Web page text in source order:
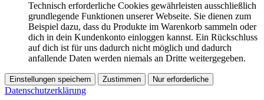
Technisch erforderliche Cookies gewährleisten ausschließlich
grundlegende Funktionen unserer Webseite. Sie dienen zum
Beispiel dazu, dass du Produkte im Warenkorb sammeln oder
dich in dein Kundenkonto einloggen kannst. Ein Rückschluss
auf dich ist für uns dadurch nicht möglich und dadurch
anfallende Daten werden niemals an Dritte weitergegeben.
Einstellungen speichern Zustimmen Nur erforderliche
Datenschutzerklärung